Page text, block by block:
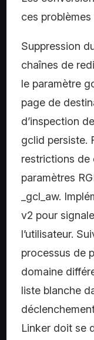
ces
Suppression
chaînes de
le paramètre
page de
d’inspection
gclid persiste.
restrictions de
paramètres
_gcl_aw.
v2 pour
l’utilisateur.
processus de
domaine
liste blanche
Linker doit se